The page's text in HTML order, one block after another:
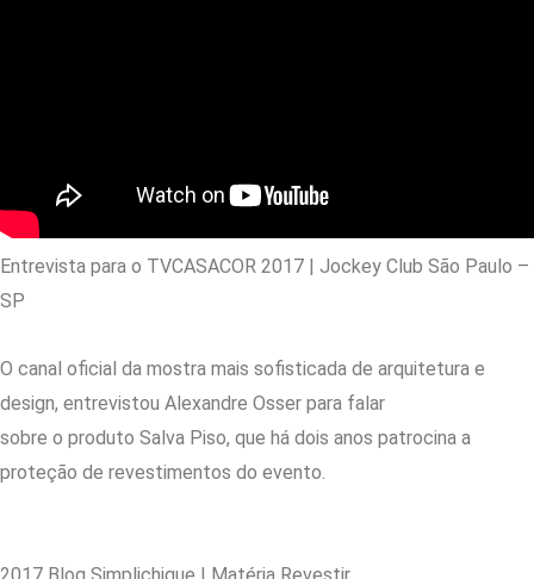
Entrevista para o TVCASACOR 2017 | Jockey Club São Paulo –
SP
O canal oficial da mostra mais sofisticada de arquitetura e
design, entrevistou Alexandre Osser para falar
sobre o produto Salva Piso, que há dois anos patrocina a
proteção de revestimentos do evento.